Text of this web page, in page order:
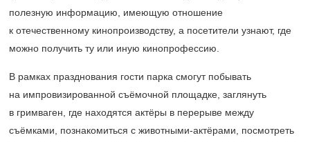
полезную информацию, имеющую отношение
к отечественному кинопроизводству, а посетители узнают, где
можно получить ту или иную кинопрофессию.
В рамках празднования гости парка смогут побывать
на импровизированной съёмочной площадке, заглянуть
в гримваген, где находятся актёры в перерыве между
съёмками, познакомиться с животными-актёрами, посмотреть